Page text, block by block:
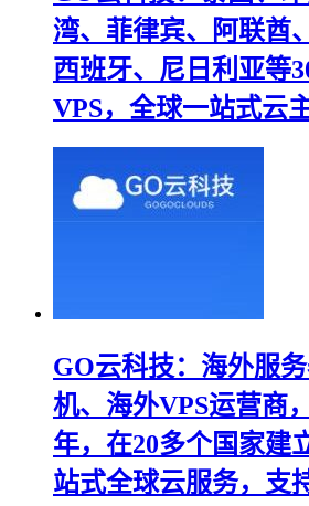
湾、菲律宾、阿联酋
西班牙、尼日利亚等
VPS，全球一站式云
GO云科技：海外服
机、海外VPS运营商
年，在20多个国家建
站式全球云服务，支